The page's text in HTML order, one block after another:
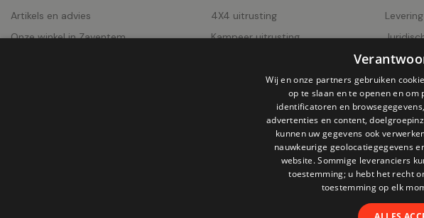
Artikels en advies
Onze winkel in Zaventem
4X4 uitrusting
Kampeer uitrusting
AVV
Privacy
Wij en onze partners gebruiken
op te slaan en te openen en om
identificatoren en
advertenties en content,
kunnen uw gegevens ook
nauwkeurige geolocatiegegevens
website. Sommige leveranciers
toestemming; u hebt het recht
toestemming op elk